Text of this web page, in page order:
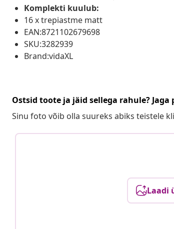
Komplekti kuulub:
16 x trepiastme matt
EAN:8721102679698
SKU:3282939
Brand:vidaXL
Ostsid toote ja jäid sellega rahule? Jaga
Sinu foto võib olla suureks abiks teistele
Laadi